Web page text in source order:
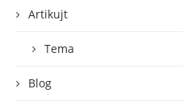
Artikujt
Tema
Blog